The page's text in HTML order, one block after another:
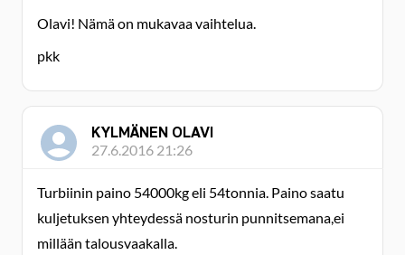
Olavi! Nämä on mukavaa vaihtelua.
pkk
KYLMÄNEN OLAVI
27.6.2016 21:26
Turbiinin paino 54000kg eli 54tonnia. Paino saatu
kuljetuksen yhteydessä nosturin punnitsemana,ei
millään talousvaakalla.